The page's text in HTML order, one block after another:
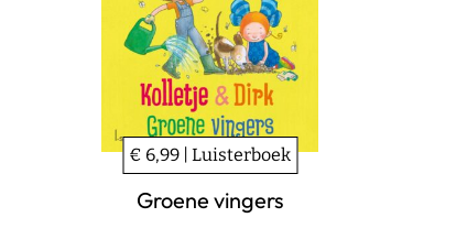
€ 6,99 | Luisterboek
Groene vingers